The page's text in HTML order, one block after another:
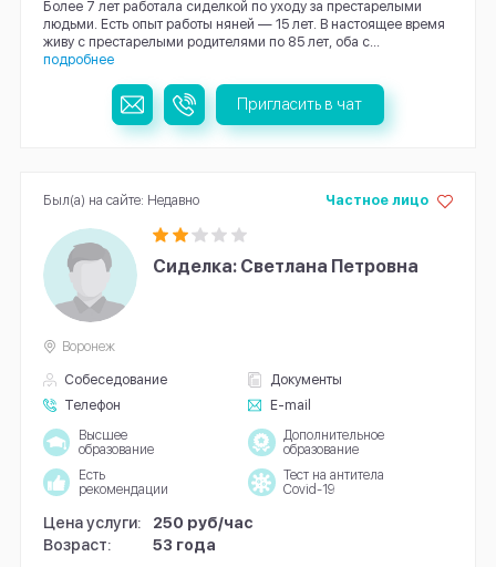
Более 7 лет работала сиделкой по уходу за престарелыми
людьми. Есть опыт работы няней — 15 лет. В настоящее время
живу с престарелыми родителями по 85 лет, оба с...
подробнее
Пригласить в чат
Сиделка: Светлана Петровна
Собеседование
Документы
Телефон
E-mail
Частное лицо
Воронеж
Высшее
образование
Дополнительное
образование
Есть
рекомендации
Тест на антитела
Covid-19
Цена услуги:
250 руб/час
Возраст:
53 года
Был(а) на сайте: Недавно